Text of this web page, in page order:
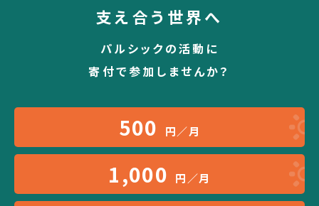
支え合う世界へ
パルシックの活動に
寄付で参加しませんか？
500 円／月
1,000 円／月